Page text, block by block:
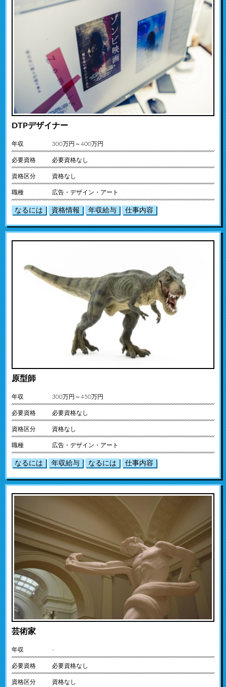
DTPデザイナー
年収 300万円～400万円
必要資格 必要資格なし
資格区分 資格なし
職種 広告・デザイン・アート
なるには 資格情報 年収給与 仕事内容
原型師
年収 300万円～450万円
必要資格 必要資格なし
資格区分 資格なし
職種 広告・デザイン・アート
なるには 年収給与 なるには 仕事内容
芸術家
年収 -
必要資格 必要資格なし
資格区分 資格なし